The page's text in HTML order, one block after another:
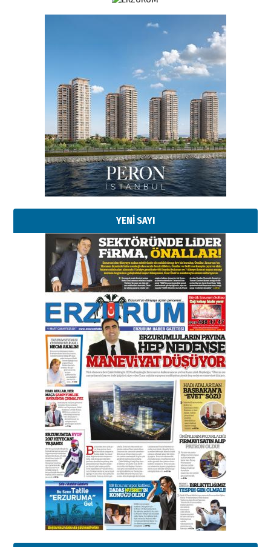
YENİ SAYI
Esat BİNDESEN
Başkan Sekmen’den Erzurum’a
bir vizyon proje daha!
02 Ağustos 2026 Pazar
Kadir SABUNCUOĞLU
Erzurumspor’un köşe taşları
29 Haziran 2026 Pazartesi
Kenan GÜLERCİ
Murat Şahsuvaroğlu ERKON’da
çıtayı yukarı taşırken,
yönetimdekiler aşağı
çekmemeli!
17 Şubat 2026 SalıOrhan BOZKURT
Bir fotoğraf, bir şehir, bir
gazeteci… Dizginler kimin
elinde?
31 Mart 2026 Salı
A. Berhan Yılmaz
BİR BÖLÜM DEĞİL, BİR ÖMÜR
SEÇİYORSUNUZ… “NEDEN
ATATÜRK ÜNİVERSİTESİ?”
28 Temmuz 2026 Salı
Ahmet Gökhan YAZICI
Ahmed Yesevi’den bir Alperen…
”Reisimiz” idi… Hakka yürüdü.!
26 Mart 2026 Perşembe
Cem Bakırcı
Ardında bıraktığı hatıralarıyla
gönül adamı Faruk Terzioğlu!
13 Mayıs 2026 Çarşamba
Esat BİNDESEN
Başkan Sekmen’den Erzurum’a
bir vizyon proje daha!